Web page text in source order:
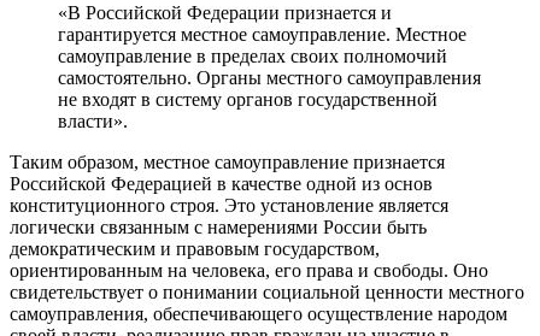
«В Российской Федерации признается и
гарантируется местное самоуправление. Местное
самоуправление в пределах своих полномочий
самостоятельно. Органы местного самоуправления
не входят в систему органов государственной
власти».
Таким образом, местное самоуправление признается
Российской Федерацией в качестве одной из основ
конституционного строя. Это установление является
логически связанным с намерениями России быть
демократическим и правовым государством,
ориентированным на человека, его права и свободы. Оно
свидетельствует о понимании социальной ценности местного
самоуправления, обеспечивающего осуществление народом